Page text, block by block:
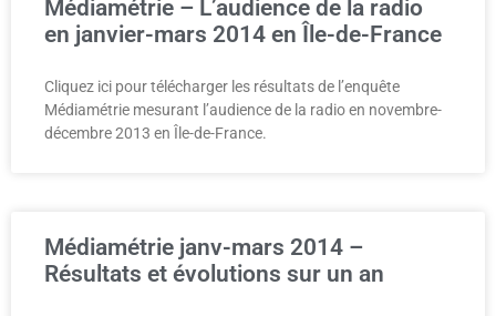
Médiamétrie – L’audience de la radio
en janvier-mars 2014 en Île-de-France
Cliquez ici pour télécharger les résultats de l’enquête
Médiamétrie mesurant l’audience de la radio en novembre-
décembre 2013 en Île-de-France.
Médiamétrie janv-mars 2014 –
Résultats et évolutions sur un an